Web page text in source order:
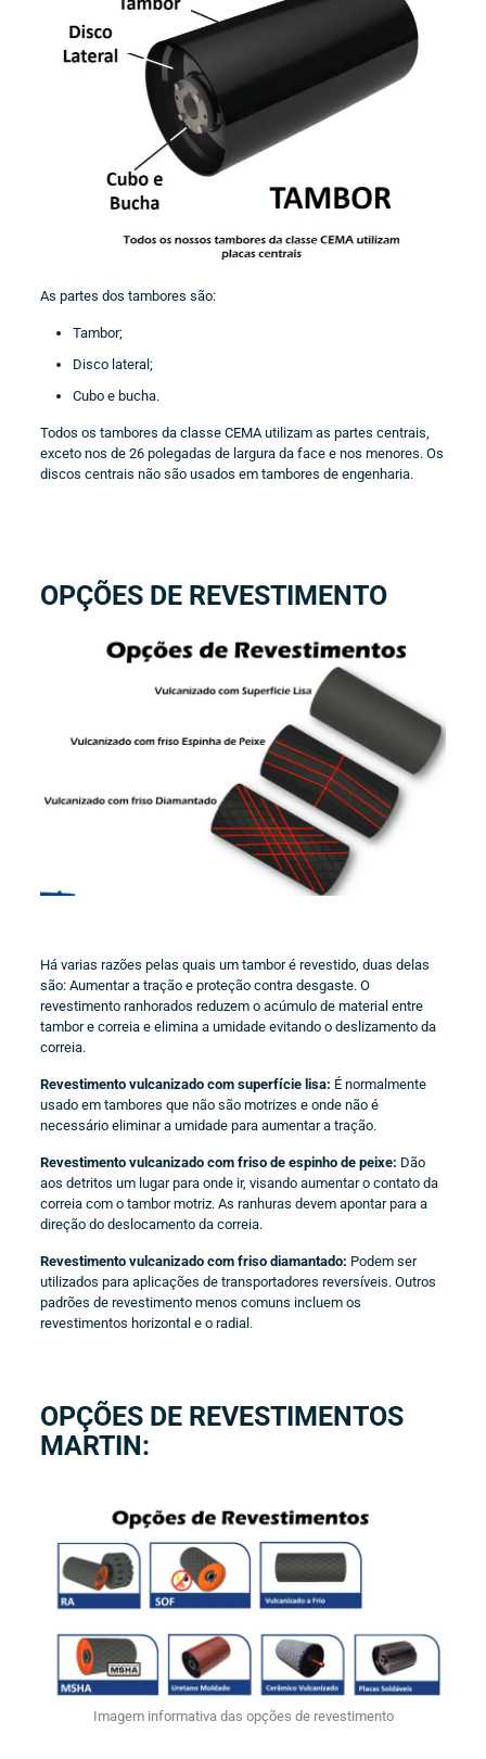
As partes dos tambores são:
Tambor;
Disco lateral;
Cubo e bucha.
Todos os tambores da classe CEMA utilizam as partes centrais,
exceto nos de 26 polegadas de largura da face e nos menores. Os
discos centrais não são usados em tambores de engenharia.
OPÇÕES DE REVESTIMENTO
Há varias razões pelas quais um tambor é revestido, duas delas
são: Aumentar a tração e proteção contra desgaste. O
revestimento ranhorados reduzem o acúmulo de material entre
tambor e correia e elimina a umidade evitando o deslizamento da
correia.
Revestimento vulcanizado com superfície lisa: É normalmente
usado em tambores que não são motrizes e onde não é
necessário eliminar a umidade para aumentar a tração.
Revestimento vulcanizado com friso de espinho de peixe: Dão
aos detritos um lugar para onde ir, visando aumentar o contato da
correia com o tambor motriz. As ranhuras devem apontar para a
direção do deslocamento da correia.
Revestimento vulcanizado com friso diamantado: Podem ser
utilizados para aplicações de transportadores reversíveis. Outros
padrões de revestimento menos comuns incluem os
revestimentos horizontal e o radial.
OPÇÕES DE REVESTIMENTOS
MARTIN:
Imagem informativa das opções de revestimento